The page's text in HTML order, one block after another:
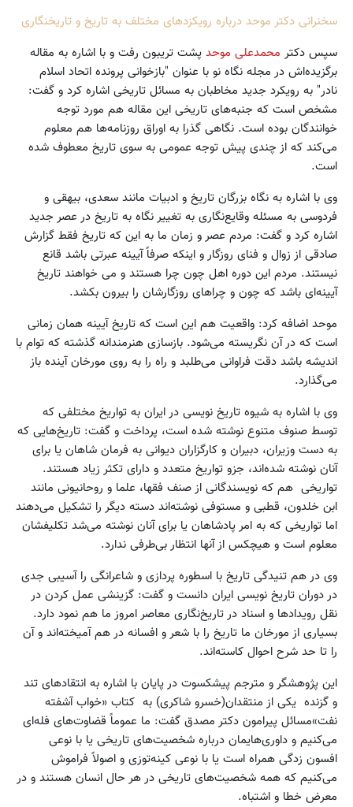
سخنرانی دکتر موحد درباره رویکزد‌های مختلف به تاریخ و تاریخنگاری
سپس دکتر محمدعلی موحد پشت تریبون رفت و با اشاره به مقاله
برگزیده‌اش در مجله نگاه نو با عنوان "بازخوانی پرونده اتحاد اسلام
نادر" به رویکرد جدید مخاطبان به مسائل تاریخی اشاره کرد و گفت:
مشخص است که جنبه‌های تاریخی این مقاله هم مورد توجه
خوانندگان بوده است. نگاهی گذرا به اوراق روزنامه‌ها هم معلوم
می‌کند که از چندی پیش توجه عمومی به سوی تاریخ معطوف شده
است.
وی با اشاره به نگاه بزرگان تاریخ و ادبیات مانند سعدی، بیهقی و
فردوسی به مسئله وقایع‌نگاری به تغییر نگاه به تاریخ در عصر جدید
اشاره کرد و گفت: مردم عصر و زمان ما به این که تاریخ فقط گزارش
صادقی از زوال و فنای روزگار و اینکه صرفاً آیینه عبرتی باشد قانع
نیستند. مردم این دوره اهل چون چرا هستند و می خواهند تاریخ
آیینه‌ای باشد که چون و چراهای روزگارشان را بیرون بکشد.
موحد اضافه کرد: واقعیت هم این است که تاریخ آیینه همان زمانی
است که در آن نگریسته می‌شود. بازسازی هنرمندانه گذشته که توام با
اندیشه باشد دقت فراوانی می‌طلبد و راه را به روی مورخان آینده باز
می‌گذارد.
وی با اشاره به شیوه تاریخ نویسی در ایران به تواریخ مختلفی که
توسط صنوف متنوع نوشته شده است، پرداخت و گفت: تاریخ‌هایی که
به دست وزیران، دبیران و کارگزاران دیوانی به فرمان شاهان یا برای
آنان نوشته شده‌اند، جزو تواریخ متعدد و دارای تکثر زیاد هستند.
تواریخی هم که نویسندگانی از صنف فقها، علما و روحانیونی مانند
ابن خلدون، قطبی و مستوفی نوشته‌اند دسته دیگر را تشکیل می‌دهند
اما تواریخی که به امر پادشاهان یا برای آنان نوشته می‌شد تکلیفشان
معلوم است و هیچکس از آنها انتظار بی‌طرفی ندارد.
وی در هم تنیدگی تاریخ با اسطوره پردازی و شاعرانگی را آسیبی جدی
در دوران تاریخ نویسی ایران دانست و گفت: گزینشی عمل کردن در
نقل رویدادها و اسناد در تاریخ‌نگاری معاصر امروز ما هم نمود دارد.
بسیاری از مورخان ما تاریخ را با شعر و افسانه در هم آمیخته‌اند و آن
را تا حد شرح احوال کاسته‌اند.
این پژوهشگر و مترجم پیشکسوت در پایان با اشاره به انتقادهای تند
و گزنده یکی از منتقدان(خسرو شاکری) به کتاب «خواب آشفته
نفت»مسائل پیرامون دکتر مصدق گفت: ما عموماً قضاوت‌های فله‌ای
می‌کنیم و داوری‌هایمان درباره شخصیت‌های تاریخی یا با نوعی
افسون زدگی همراه است یا با نوعی کینه‌توزی و اصولاً فراموش
می‌کنیم که همه شخصیت‌های تاریخی در هر حال انسان هستند و در
معرض خطا و اشتباه.